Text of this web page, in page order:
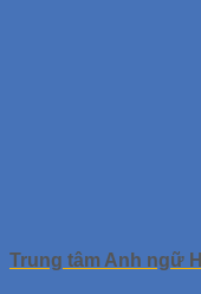
Trung tâm Anh ngữ